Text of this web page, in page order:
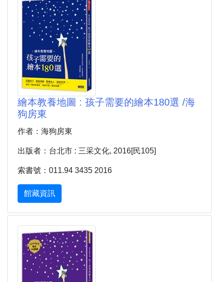
繪本教養地圖 : 孩子需要的繪本180選 /海
狗房東
作者：海狗房東
出版者：台北市 : 三采文化, 2016[民105]
索書號：011.94 3435 2016
館藏資訊